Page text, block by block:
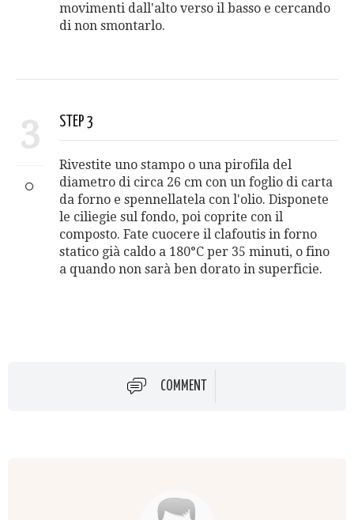
movimenti dall'alto verso il basso e cercando
di non smontarlo.
3 STEP 3
Rivestite uno stampo o una pirofila del
diametro di circa 26 cm con un foglio di carta
da forno e spennellatela con l'olio. Disponete
le ciliegie sul fondo, poi coprite con il
composto. Fate cuocere il clafoutis in forno
statico già caldo a 180°C per 35 minuti, o fino
a quando non sarà ben dorato in superficie.
COMMENT